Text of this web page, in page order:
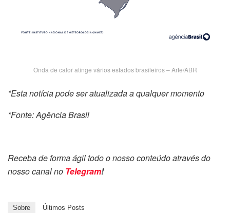
Onda de calor atinge vários estados brasileiros – Arte/ABR
*Esta notícia pode ser atualizada a qualquer momento
*Fonte: Agência Brasil
Receba de forma ágil todo o nosso conteúdo através do
nosso canal no Telegram!
Sobre Últimos Posts